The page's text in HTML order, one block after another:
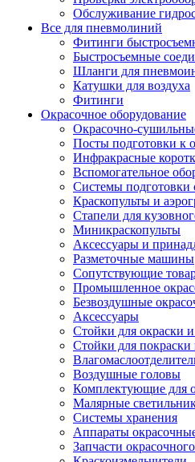
Обслуживание
Все для пневмолиний
Фитинги
Быстросъемные
Шланги для
Катушки для воздуха
Фитинги
Окрасочное оборудование
Окрасочно-
Посты подготовки к
Инфракрасные
Вспомогательное
Системы подготовки
Краскопульты и
Стапели для
Миникраскопульты
Аксессуары и
Разметочные машины
Сопутствующие
Промышленное
Безвоздушные
Аксессуары
Стойки для окраски
Стойки для
Воздушные головы
Комплектующие для
Малярные
Системы хранения
Аппараты
Запчасти